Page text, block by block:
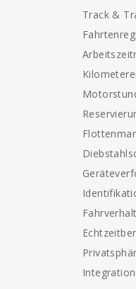
Track &